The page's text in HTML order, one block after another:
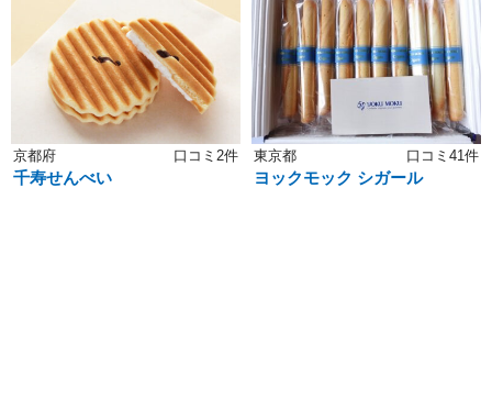
京都府 口コミ2件
千寿せんべい
東京都 口コミ41件
ヨックモック シガール